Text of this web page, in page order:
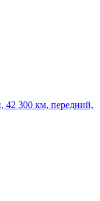
42 300 км, передний,